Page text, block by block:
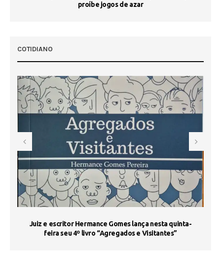
proíbe jogos de azar
COTIDIANO
Juiz e escritor Hermance Gomes lança nesta quinta-
feira seu 4º livro “Agregados e Visitantes”